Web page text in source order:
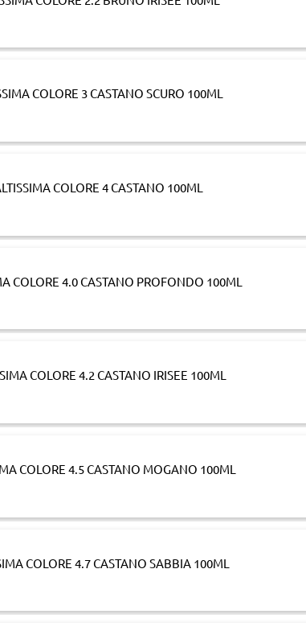
COLORE 3 CASTANO SCURO 100ML
COLORE 4 CASTANO 100ML
COLORE 4.0 CASTANO PROFONDO 100ML
COLORE 4.2 CASTANO IRISEE 100ML
COLORE 4.5 CASTANO MOGANO 100ML
COLORE 4.7 CASTANO SABBIA 100ML